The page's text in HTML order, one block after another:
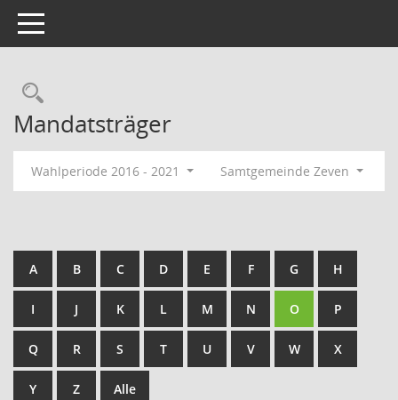
Toggle navigation
Rechercheauswahl
Mandatsträger
Wahlperiode 2016 - 2021 Samtgemeinde Zeven
A B C D E F G H
I J K L M N O P
Q R S T U V W X
Y Z Alle